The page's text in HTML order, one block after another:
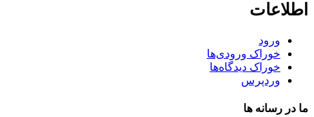
اطلاعات
ورود
خوراک ورودی‌ها
خوراک دیدگاه‌ها
وردپرس
ما در رسانه ها